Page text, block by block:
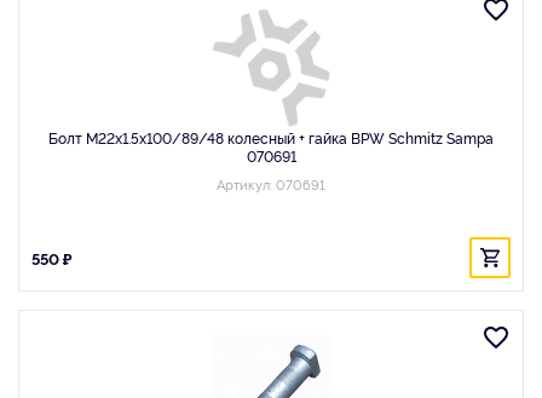
Болт M22x1.5x100/89/48 колесный + гайка BPW Schmitz Sampa
070691
Артикул: 070691
550 ₽